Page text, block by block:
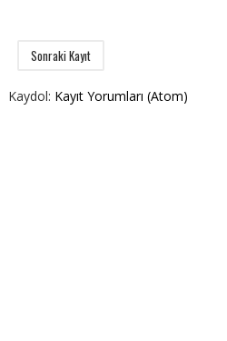
Sonraki Kayıt
Kaydol: Kayıt Yorumları (Atom)